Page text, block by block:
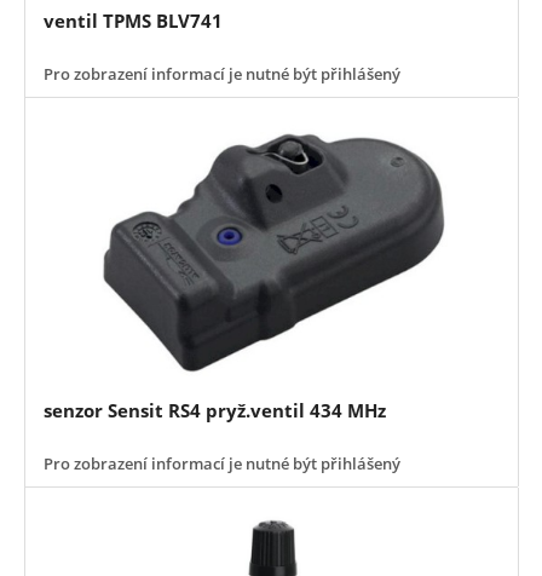
ventil TPMS BLV741
Pro zobrazení informací je nutné být přihlášený
senzor Sensit RS4 pryž.ventil 434 MHz
Pro zobrazení informací je nutné být přihlášený